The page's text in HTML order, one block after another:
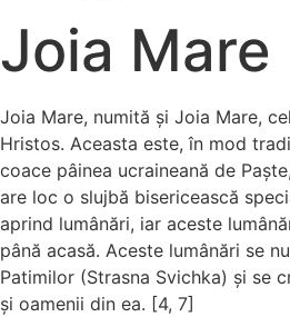
Joia Mare
Joia Mare, numită și Joia Mare,
Hristos. Aceasta este, în mod
coace pâinea ucraineană de
are loc o slujbă bisericească
aprind lumânări, iar aceste
până acasă. Aceste lumânări se
Patimilor (Strasna Svichka) și se
și oamenii din ea. [4, 7]